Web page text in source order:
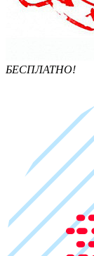
БЕСПЛАТНО!